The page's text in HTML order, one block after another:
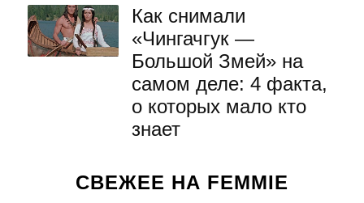
Как снимали
«Чингачгук —
Большой Змей» на
самом деле: 4 факта,
о которых мало кто
знает
СВЕЖЕЕ НА FEMMIE